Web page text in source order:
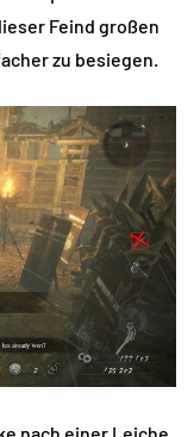
Feind großen
zu besiegen.
nach einer Leiche